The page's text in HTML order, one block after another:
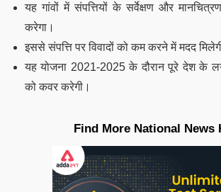
यह गांवों में संपत्तियों के सर्वेक्षण और
करेगा।
इससे संपत्ति पर विवादों को कम करने में मदद
यह योजना 2021-2025 के दौरान पूरे देश के
को कवर करेगी।
Find More National News